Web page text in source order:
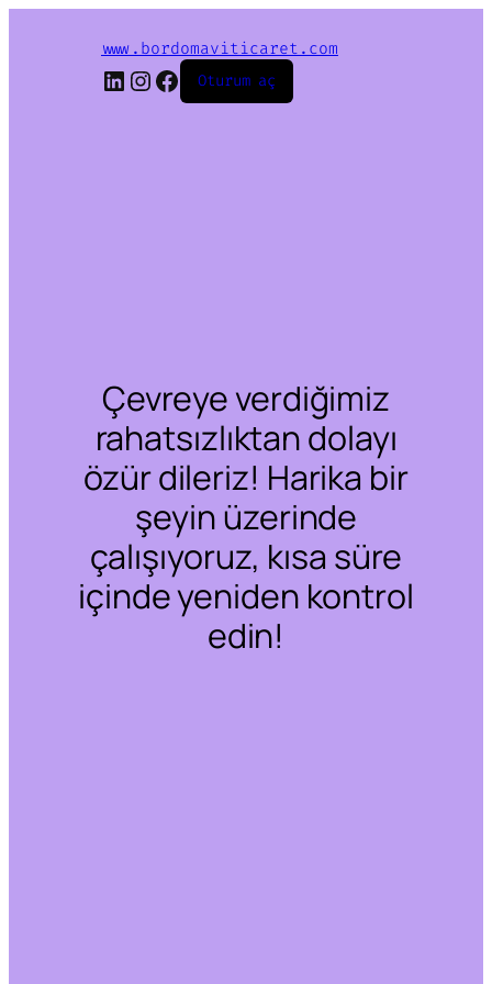
www.bordomaviticaret.com
LinkedIn
Instagram
Facebook
Oturum aç
Çevreye verdiğimiz
rahatsızlıktan dolayı
özür dileriz! Harika bir
şeyin üzerinde
çalışıyoruz, kısa süre
içinde yeniden kontrol
edin!